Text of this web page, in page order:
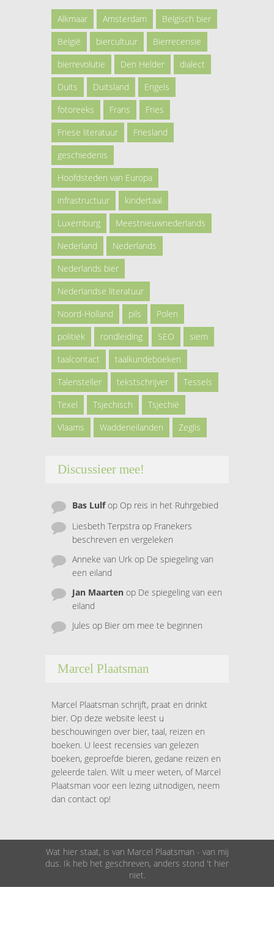
Alkmaar Amsterdam
Belgisch bier
België
biercultuur
Bierrecensie
bierrevolutie
Den Helder
dialect
Duits
Duitsland
Engels
fotoreeks
Frans
Fries
Friese literatuur
Friesland
geschiedenis
Hoofdsteden van Europa
infrastructuur
kindertaal
Luxemburg
Meestnieuwnederlands
Nederland
Nederlands
Nederlands bier
Nederlandse literatuur
Noord-Holland
pils
Polen
politiek
rondleiding SEO
siem
taalcontact
taalkundeboeken
Talensteller
tekstschrijver
Tessels
Texel
Tsjechisch
Tsjechië
Vlaams
Waddeneilanden Zeglis
Discussieer mee!
Bas Lulfop Op reis in het Ruhrgebied
Liesbeth Terpstra op Franekers
beschreven en vergeleken
Anneke van Urk op De spiegeling van
een eiland
Jan Maarten op De spiegeling van een
eiland
Jules op Bier om mee te beginnen
Marcel Plaatsman
Marcel Plaatsman schrijft, praat en drinkt
bier. Op deze website leest u
beschouwingen over bier, taal, reizen en
boeken. U leest recensies van gelezen
boeken, geproefde bieren, gedane reizen en
geleerde talen. Wilt u meer weten, of Marcel
Plaatsman voor een lezing uitnodigen, neem
dan contact op!
Wat hier staat, is van Marcel Plaatsman - van mij
dus. Ik heb het geschreven, anders stond 't hier
niet.